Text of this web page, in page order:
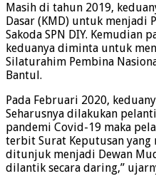
Masih di tahun 2019,
Dasar (KMD) untuk menjadi
Sakoda SPN DIY. Kemudian
keduanya diminta untuk
Silaturahim Pembina
Bantul.
Pada Februari 2020,
Seharusnya dilakukan
pandemi Covid-19 maka
terbit Surat Keputusan yang
ditunjuk menjadi Dewan
dilantik secara daring,”